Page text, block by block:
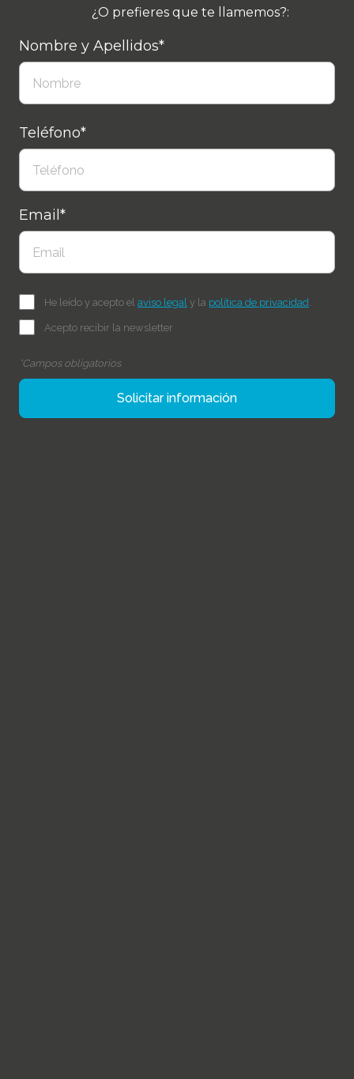
¿O prefieres que te llamemos?:
Nombre y Apellidos*
Teléfono*
Email*
He leído y acepto el aviso legal y la política de privacidad
Acepto recibir la newsletter
*Campos obligatorios